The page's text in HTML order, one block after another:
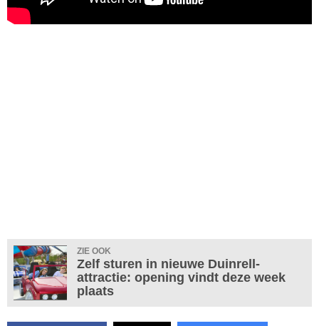
ZIE OOK
Zelf sturen in nieuwe Duinrell-
attractie: opening vindt deze week
plaats